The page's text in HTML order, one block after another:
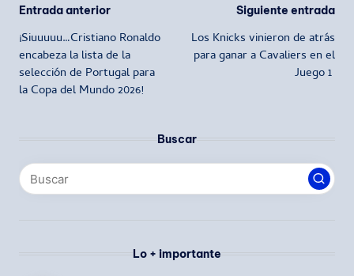
Navegación
de
entradas
Entrada anterior
¡Siuuuuu…Cristiano Ronaldo
encabeza la lista de la
selección de Portugal para
la Copa del Mundo 2026!
Siguiente entrada
Los Knicks vinieron de atrás
para ganar a Cavaliers en el
Juego 1
Buscar
Lo + importante